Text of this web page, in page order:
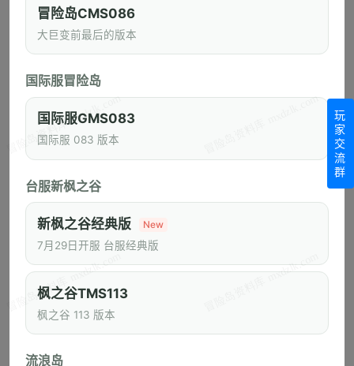
冒险岛CMS086
大巨变前最后的版本
国际服冒险岛
国际服GMS083
国际服 083 版本
台服新枫之谷
新枫之谷经典版 New
7月29日开服 台服经典版
枫之谷TMS113
枫之谷 113 版本
流浪岛
8/4（二）Artale World 維護公告
《冒险岛》怀旧服开服首日服务器登录拥挤致歉公告
热门频道
Artale 冒险岛怀旧服
冒险岛经典世界
游戏攻略
副本攻略
视频 技改 MapleSchool
玩
家
交
流
群